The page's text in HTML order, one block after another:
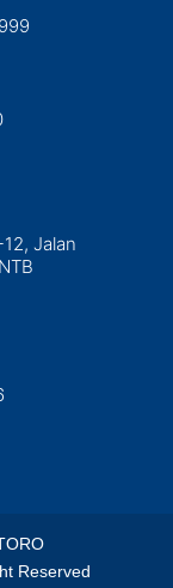
Jalan
Reserved